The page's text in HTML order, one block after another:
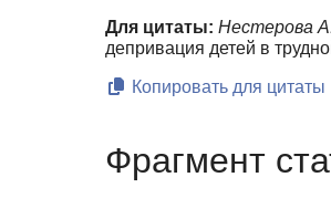
Для цитаты: Нестерова
депривация детей в
Копировать для цитаты
Фрагмент